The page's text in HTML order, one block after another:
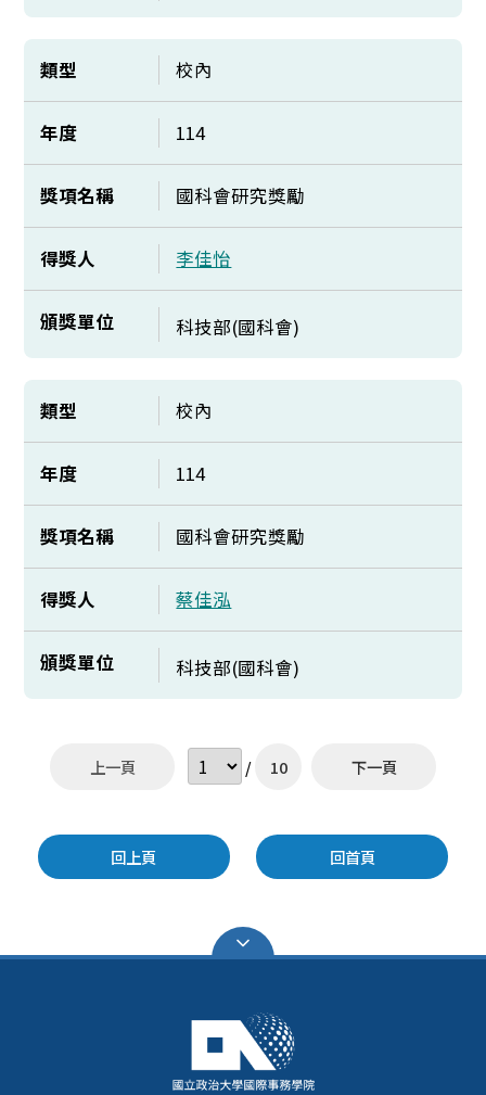
類型 校內
年度 114
獎項名稱 國科會研究獎勵
得獎人 李佳怡
頒獎單位 科技部(國科會)
類型 校內
年度 114
獎項名稱 國科會研究獎勵
得獎人 蔡佳泓
頒獎單位 科技部(國科會)
上一頁 / 10 下一頁
回上頁 回首頁